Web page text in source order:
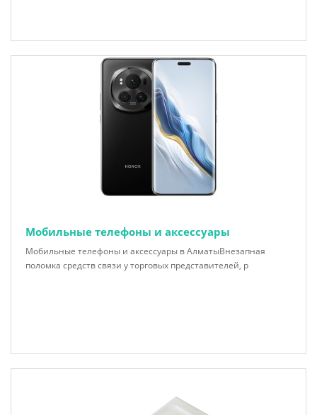
Мобильные телефоны и аксессуары
Мобильные телефоны и аксессуары в АлматыВнезапная
поломка средств связи у торговых представителей, р